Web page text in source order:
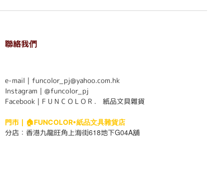
聯絡我們
e-mail｜funcolor_pj@yahoo.com.hk
Instagram｜ @funcolor_pj
Facebook｜ F U N C O L O R ． 紙品文具雜貨
門市｜ 🏠FUNCOLOR•紙品文具雜貨店
分店： 香港九龍旺角上海街618地下G04A舖